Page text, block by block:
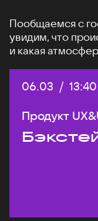
Пообщаемся с
увидим, что
и какая
Дата:
06.03 / 13:40
Продукт